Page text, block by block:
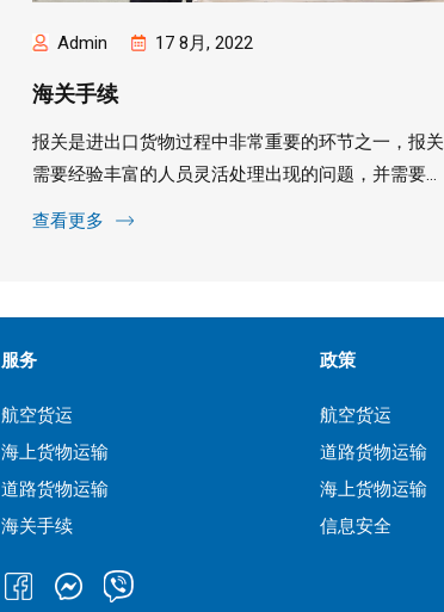
Admin 17 8月, 2022
海关手续
报关是进出口货物过程中非常重要的环节之一，报关
需要经验丰富的人员灵活处理出现的问题，并需要一
套现代设备系统来提......
查看更多
服务
航空货运
海上货物运输
道路货物运输
海关手续
政策
航空货运
道路货物运输
海上货物运输
信息安全